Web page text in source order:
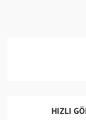
Ürün
Bu ürüne benzer
HIZLI